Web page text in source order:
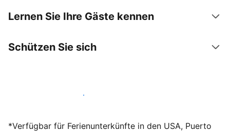
Lernen Sie Ihre Gäste kennen
Schützen Sie sich
Werden Sie noch heute Gastgeber
*Verfügbar für Ferienunterkünfte in den USA, Puerto